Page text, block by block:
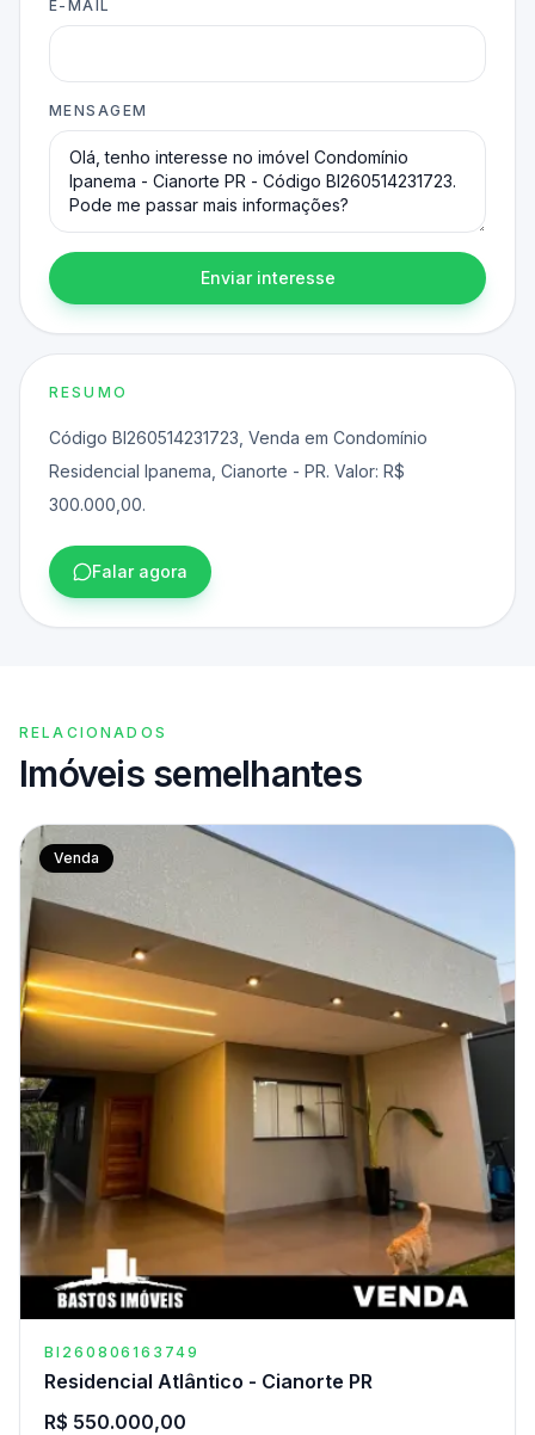
E-MAIL
MENSAGEM
Enviar interesse
RESUMO
Código BI260514231723, Venda em Condomínio
Residencial Ipanema, Cianorte - PR. Valor: R$
300.000,00.
Falar agora
RELACIONADOS
Imóveis semelhantes
Venda
BI260806163749
Residencial Atlântico - Cianorte PR
R$ 550.000,00